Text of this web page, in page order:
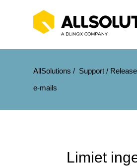
AllSolutions / Support/
e-mails
Limiet